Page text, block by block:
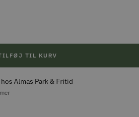
TIL KURV
Almas Park & Fritid